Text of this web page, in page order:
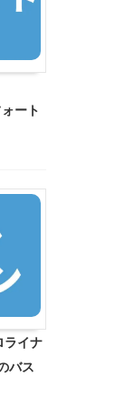
ート
ライナ
バス